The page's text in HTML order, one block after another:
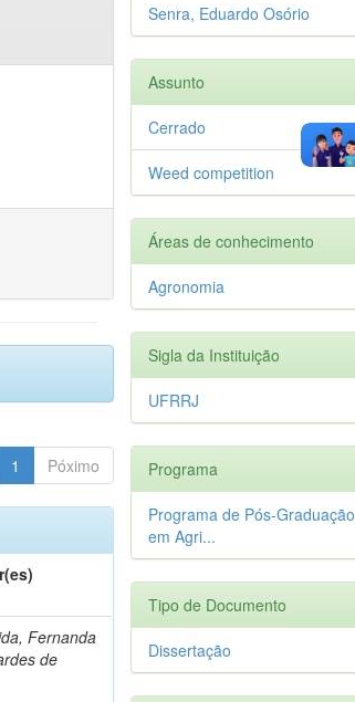
1 Póximo
Fernanda
de
Senra, Eduardo Osório
Assunto
Cerrado
Weed competition
Áreas de conhecimento
Agronomia
Sigla da Instituição
UFRRJ
Programa
Programa de Pós-Graduação
em Agri...
Tipo de Documento
Dissertação